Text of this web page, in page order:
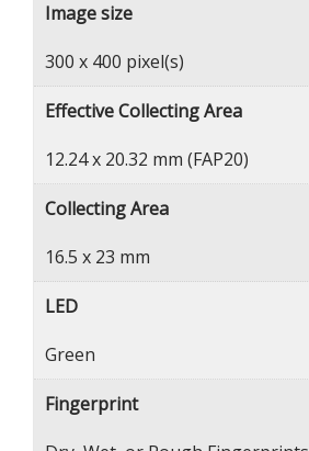
Image size
300 x 400 pixel(s)
Effective Collecting Area
12.24 x 20.32 mm (FAP20)
Collecting Area
16.5 x 23 mm
LED
Green
Fingerprint